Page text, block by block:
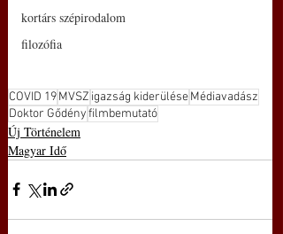
kortárs szépirodalom
filozófia
COVID 19MVSZ igazság kiderüléseMédiavadász
Doktor Gődényfilmbemutató
Új Történelem
Magyar Idő